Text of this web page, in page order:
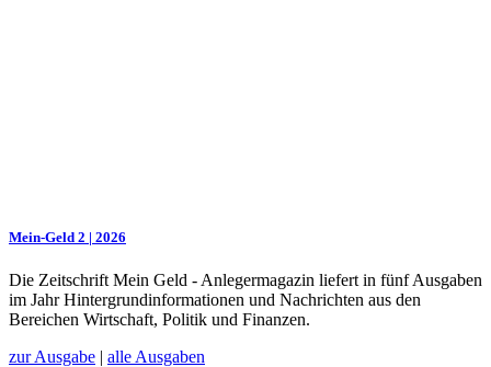
Mein-Geld 2 | 2026
Die Zeitschrift Mein Geld - Anlegermagazin liefert in fünf Ausgaben
im Jahr Hintergrundinformationen und Nachrichten aus den
Bereichen Wirtschaft, Politik und Finanzen.
zur Ausgabe | alle Ausgaben